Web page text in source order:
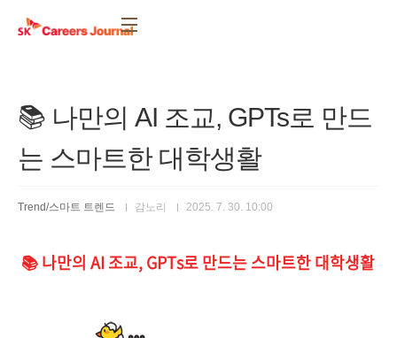
📚 나만의 AI 조교, GPTs로 만드
는 스마트한 대학생활
Trend/스마트 트렌드 감노리 2025. 7. 30. 10:00
📚 나만의 AI 조교, GPTs로 만드는 스마트한 대학생활